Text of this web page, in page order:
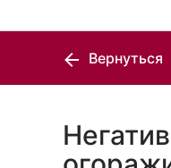
Вернуться